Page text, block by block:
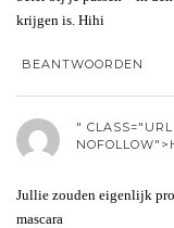
krijgen is. Hihi
BEANTWOORDEN
"
Jullie zouden eigenlijk
mascara